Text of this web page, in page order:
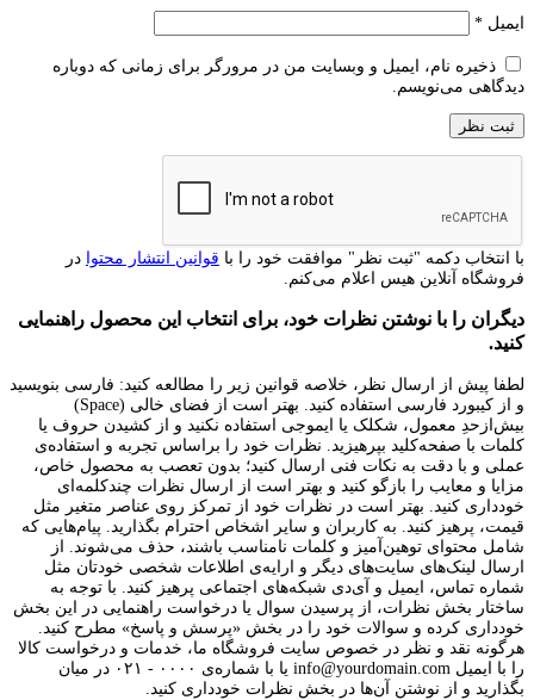
ایمیل *
ذخیره نام، ایمیل و وبسایت من در مرورگر برای زمانی که دوباره
دیدگاهی می‌نویسم.
با انتخاب دکمه "ثبت نظر" موافقت خود را با قوانین انتشار محتوا در
فروشگاه آنلاین هیس اعلام می‌کنم.
دیگران را با نوشتن نظرات خود، برای انتخاب این محصول راهنمایی
کنید.
لطفا پیش از ارسال نظر، خلاصه قوانین زیر را مطالعه کنید: فارسی بنویسید
و از کیبورد فارسی استفاده کنید. بهتر است از فضای خالی (Space)
بیش‌از‌حدِ معمول، شکلک یا ایموجی استفاده نکنید و از کشیدن حروف یا
کلمات با صفحه‌کلید بپرهیزید. نظرات خود را براساس تجربه و استفاده‌ی
عملی و با دقت به نکات فنی ارسال کنید؛ بدون تعصب به محصول خاص،
مزایا و معایب را بازگو کنید و بهتر است از ارسال نظرات چندکلمه‌‌ای
خودداری کنید. بهتر است در نظرات خود از تمرکز روی عناصر متغیر مثل
قیمت، پرهیز کنید. به کاربران و سایر اشخاص احترام بگذارید. پیام‌هایی که
شامل محتوای توهین‌آمیز و کلمات نامناسب باشند، حذف می‌شوند. از
ارسال لینک‌های سایت‌های دیگر و ارایه‌ی اطلاعات شخصی خودتان مثل
شماره تماس، ایمیل و آی‌دی شبکه‌های اجتماعی پرهیز کنید. با توجه به
ساختار بخش نظرات، از پرسیدن سوال یا درخواست راهنمایی در این بخش
خودداری کرده و سوالات خود را در بخش «پرسش و پاسخ» مطرح کنید.
هرگونه نقد و نظر در خصوص سایت فروشگاه ما، خدمات و درخواست کالا
را با ایمیل info@yourdomain.com یا با شماره‌ی ۰۰۰۰ - ۰۲۱ در میان
بگذارید و از نوشتن آن‌ها در بخش نظرات خودداری کنید.